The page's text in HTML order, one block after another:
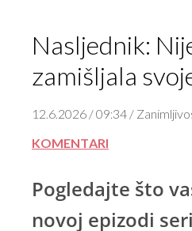
Nasljednik:
zamišljala
12.6.2026 / 09:34 /
KOMENTARI
Pogledajte što
novoj epizodi